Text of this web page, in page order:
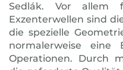
Sedlák. Vor allem
Exzenterwellen sind
die spezielle
normalerweise eine
Operationen. Durch